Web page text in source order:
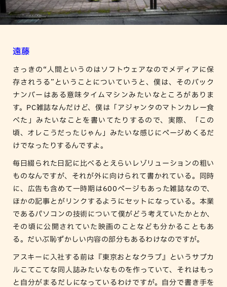
遠藤
さっきの“人間というのはソフトウェアなのでメディアに保
存されうる”ということについていうと、僕は、そのバック
ナンバーはある意味タイムマシンみたいなところがありま
す。PC雑誌なんだけど、僕は「アジャンタのマトンカレー食
べた」みたいなことを書いてたりするので、実際、「この
頃、オレこうだったじゃん」みたいな感じにページめくるだ
けでなったりするんですよ。
毎日綴られた日記に比べるとえらいレゾリューションの粗い
ものなんですが、それが外に向けられて書かれている。同時
に、広告も含めて一時期は600ページもあった雑誌なので、
ほかの記事とがリンクするようにセットになっている。本業
であるパソコンの技術について僕がどう考えていたかとか、
その頃に公開されていた映画のことなども分かることもあ
る。だいぶ恥ずかしい内容の部分もあるわけなのですが。
アスキーに入社する前は『東京おとなクラブ』というサブカ
ルこてこてな同人誌みたいなものを作っていて、それはもっ
と自分がまるだしになっているわけですが。自分で書き手を